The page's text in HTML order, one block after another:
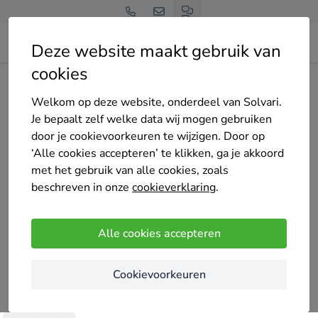
Deze website maakt gebruik van
cookies
Welkom op deze website, onderdeel van Solvari.
Je bepaalt zelf welke data wij mogen gebruiken
door je cookievoorkeuren te wijzigen. Door op
‘Alle cookies accepteren’ te klikken, ga je akkoord
met het gebruik van alle cookies, zoals
beschreven in onze cookieverklaring.
Alle cookies accepteren
Cookievoorkeuren
Home Bedrijven overzicht
1-2-3Zon&Energie
bekend met de beste merken op het gebied van